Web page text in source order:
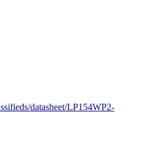
datasheet/LP154WP2-